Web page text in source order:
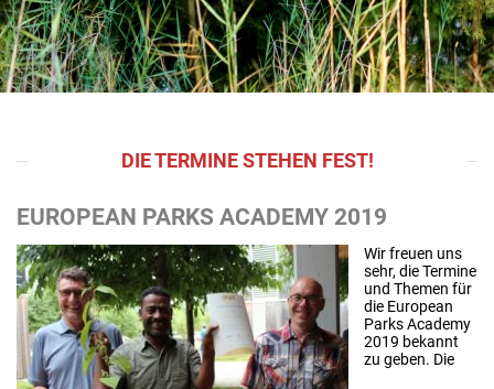
DIE TERMINE STEHEN FEST!
EUROPEAN PARKS ACADEMY 2019
Wir freuen uns
sehr, die Termine
und Themen für
die European
Parks Academy
2019 bekannt
zu geben. Die